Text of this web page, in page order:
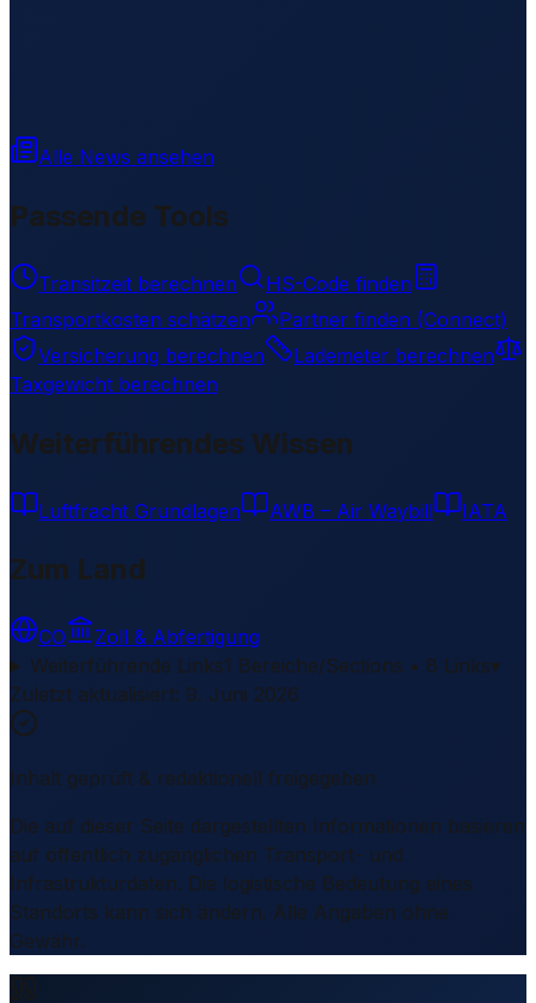
Alle News ansehen
Passende Tools
Transitzeit berechnen
HS-Code finden
Transportkosten schätzen
Partner finden (Connect)
Versicherung berechnen
Lademeter berechnen
Taxgewicht berechnen
Weiterführendes Wissen
Luftfracht Grundlagen AWB – Air Waybill IATA
Zum Land
CO
Zoll & Abfertigung
Weiterführende Links1 Bereiche/Sections • 8 Links▾
Zuletzt aktualisiert: 9. Juni 2026
Inhalt geprüft & redaktionell freigegeben
Die auf dieser Seite dargestellten Informationen basieren
auf öffentlich zugänglichen Transport- und
Infrastrukturdaten. Die logistische Bedeutung eines
Standorts kann sich ändern. Alle Angaben ohne
Gewähr.